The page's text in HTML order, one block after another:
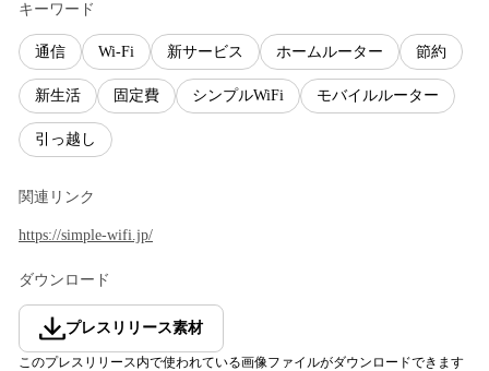
キーワード
通信 Wi-Fi 新サービス ホームルーター 節約
新生活 固定費 シンプルWiFi モバイルルーター
引っ越し
関連リンク
https://simple-wifi.jp/
ダウンロード
プレスリリース素材
このプレスリリース内で使われている画像ファイルがダウンロードできます